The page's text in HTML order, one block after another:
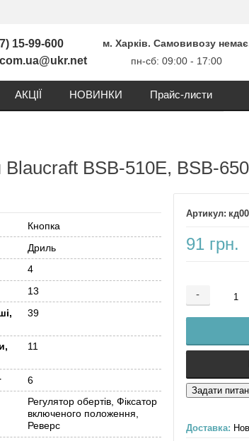
15-99-600
м. Харків. Самовивозу
пн-сб: 09:00 - 17:00
АКЦІЇ НОВИНКИ Прайс-листи
Blaucraft BSB-510E, BSB-
91 грн.
-
Доставка:
Кнопка
Дриль
4
13
39
11
6
Регулятор обертів, Фіксатор
включеного положення,
Реверс